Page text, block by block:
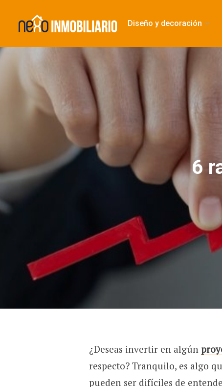
Diseño y decoración
6
¿Deseas invertir en algún
respecto? Tranquilo, es algo
pueden ser difíciles de